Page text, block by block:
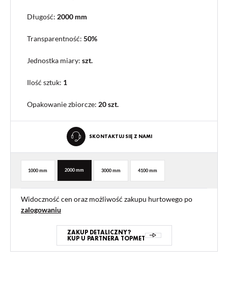
Długość: 2000 mm
Transparentność: 50%
Jednostka miary: szt.
Ilość sztuk: 1
Opakowanie zbiorcze: 20 szt.
SKONTAKTUJ SIĘ Z NAMI
1000 mm 2000 mm 3000 mm 4100 mm
Widoczność cen oraz możliwość zakupu hurtowego po
zalogowaniu
ZAKUP DETALICZNY?
KUP U PARTNERA TOPMET